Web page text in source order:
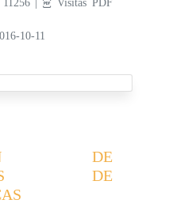
11256 |
Visitas PDF
10-11
DE
DE